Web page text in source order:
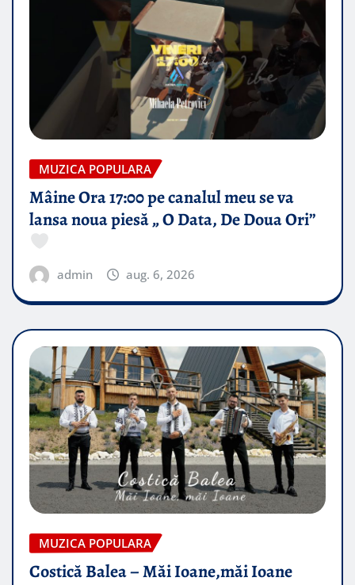
MUZICA POPULARA
Mâine Ora 17:00 pe canalul meu se va
lansa noua piesă „ O Data, De Doua Ori”
admin aug. 6, 2026
MUZICA POPULARA
Costică Balea – Măi Ioane,măi Ioane